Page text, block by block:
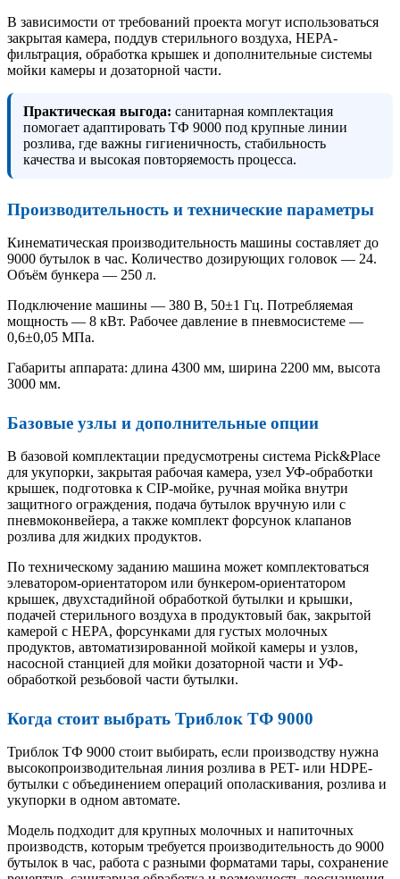
В зависимости от требований проекта могут использоваться
закрытая камера, поддув стерильного воздуха, HEPA-
фильтрация, обработка крышек и дополнительные системы
мойки камеры и дозаторной части.
Практическая выгода: санитарная комплектация
помогает адаптировать ТФ 9000 под крупные линии
розлива, где важны гигиеничность, стабильность
качества и высокая повторяемость процесса.
Производительность и технические параметры
Кинематическая производительность машины составляет до
9000 бутылок в час. Количество дозирующих головок — 24.
Объём бункера — 250 л.
Подключение машины — 380 В, 50±1 Гц. Потребляемая
мощность — 8 кВт. Рабочее давление в пневмосистеме —
0,6±0,05 МПа.
Габариты аппарата: длина 4300 мм, ширина 2200 мм, высота
3000 мм.
Базовые узлы и дополнительные опции
В базовой комплектации предусмотрены система Pick&Place
для укупорки, закрытая рабочая камера, узел УФ-обработки
крышек, подготовка к CIP-мойке, ручная мойка внутри
защитного ограждения, подача бутылок вручную или с
пневмоконвейера, а также комплект форсунок клапанов
розлива для жидких продуктов.
По техническому заданию машина может комплектоваться
элеватором-ориентатором или бункером-ориентатором
крышек, двухстадийной обработкой бутылки и крышки,
подачей стерильного воздуха в продуктовый бак, закрытой
камерой с HEPA, форсунками для густых молочных
продуктов, автоматизированной мойкой камеры и узлов,
насосной станцией для мойки дозаторной части и УФ-
обработкой резьбовой части бутылки.
Когда стоит выбрать Триблок ТФ 9000
Триблок ТФ 9000 стоит выбирать, если производству нужна
высокопроизводительная линия розлива в PET- или HDPE-
бутылки с объединением операций ополаскивания, розлива и
укупорки в одном автомате.
Модель подходит для крупных молочных и напиточных
производств, которым требуется производительность до 9000
бутылок в час, работа с разными форматами тары, сохранение